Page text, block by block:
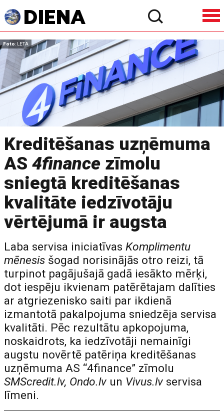
Foto: LETA
Kreditēšanas uzņēmuma
AS4finance zīmolu
sniegtā kreditēšanas
kvalitāte iedzīvotāju
vērtējumā ir augsta
Laba servisa iniciatīvasKomplimentu
mēnesis šogad norisinājās otro reizi, tā
turpinot pagājušajā gadā iesākto mērķi,
dot iespēju ikvienam patērētajam dalīties
ar atgriezenisko saiti par ikdienā
izmantotā pakalpojuma sniedzēja servisa
kvalitāti. Pēc rezultātu apkopojuma,
noskaidrots, ka iedzīvotāji nemainīgi
augstu novērtē patēriņa kreditēšanas
uzņēmuma AS “4finance” zīmolu
SMScredit.lv, Ondo.lv un Vivus.lv servisa
līmeni.